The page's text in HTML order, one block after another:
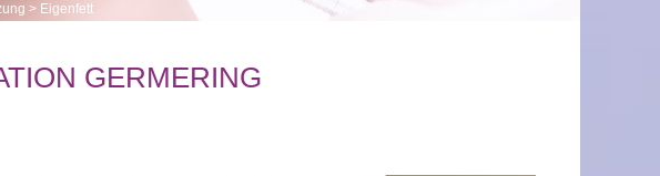
> Eigenfett
GERMERING